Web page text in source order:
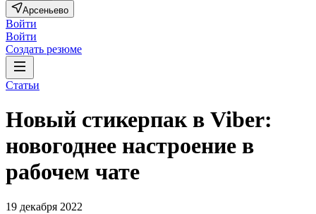
Арсеньево
Войти
Войти
Создать резюме
Статьи
Новый стикерпак в Viber:
новогоднее настроение в
рабочем чате
19 декабря 2022